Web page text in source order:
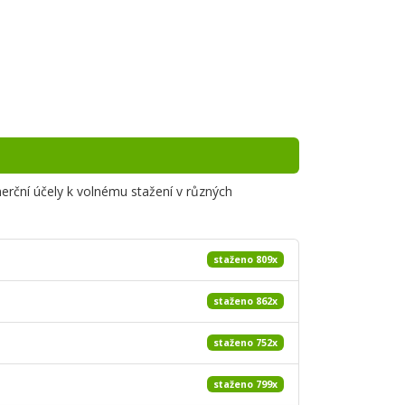
účely k volnému stažení v různých
staženo 809x
staženo 862x
staženo 752x
staženo 799x